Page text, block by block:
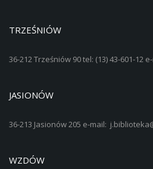
TRZEŚNIÓW
36-212 Trześniów 90 tel: (13) 43-601-12
JASIONÓW
36-213 Jasionów 205 e-mail:
WZDÓW